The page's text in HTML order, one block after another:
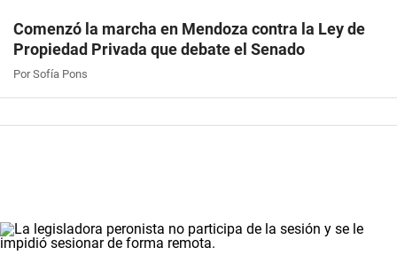
Comenzó la marcha en Mendoza contra la Ley de
Propiedad Privada que debate el Senado
Por Sofía Pons